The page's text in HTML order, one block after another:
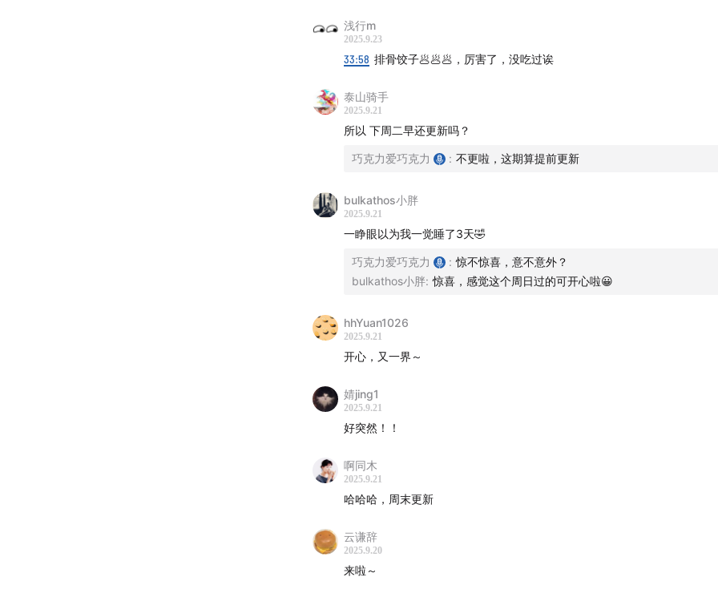
浅行m
2025.9.23
33:58 排骨饺子🥟🥟🥟，厉害了，没吃过诶
泰山骑手
2025.9.21
所以 下周二早还更新吗？
巧克力爱巧克力 : 不更啦，这期算提前更新
bulkathos小胖
2025.9.21
一睁眼以为我一觉睡了3天🤣
巧克力爱巧克力 : 惊不惊喜，意不意外？
bulkathos小胖: 惊喜，感觉这个周日过的可开心啦😀
hhYuan1026
2025.9.21
开心，又一界～
婧jing1
2025.9.21
好突然！！
啊同木
2025.9.21
哈哈哈，周末更新
云谦辞
2025.9.20
来啦～